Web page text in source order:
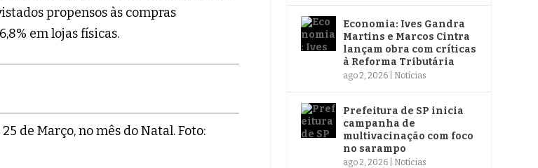
propensos às compras
em lojas físicas.
de Março, no mês do Natal. Foto:
Economia: Ives Gandra
Martins e Marcos Cintra
lançam obra com críticas
à Reforma Tributária
ago 2, 2026 Notícias
Prefeitura de SP inicia
campanha de
multivacinação com foco
no sarampo
ago 2, 2026 Notícias